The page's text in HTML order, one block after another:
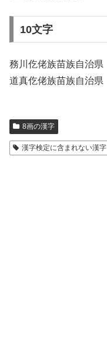
10文字
務川仡佬族苗族自治県
道真仡佬族苗族自治県
8画の漢字
漢字検定に含まれない漢字